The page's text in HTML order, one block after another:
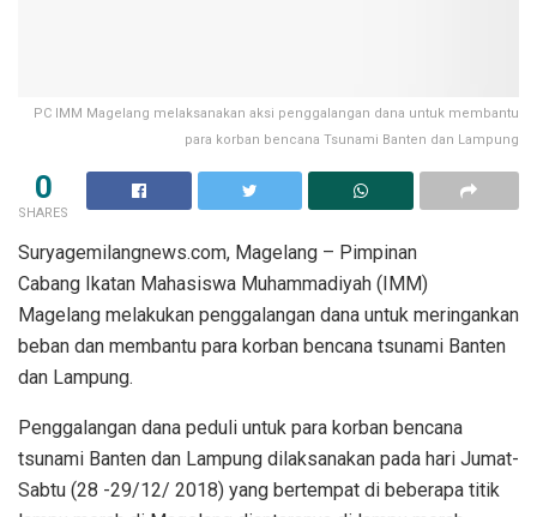
PC IMM Magelang melaksanakan aksi penggalangan dana untuk membantu
para korban bencana Tsunami Banten dan Lampung
0
SHARES
Suryagemilangnews.com, Magelang – Pimpinan
Cabang Ikatan Mahasiswa Muhammadiyah (IMM)
Magelang melakukan penggalangan dana untuk meringankan
beban dan membantu para korban bencana tsunami Banten
dan Lampung.
Penggalangan dana peduli untuk para korban bencana
tsunami Banten dan Lampung dilaksanakan pada hari Jumat-
Sabtu (28 -29/12/ 2018) yang bertempat di beberapa titik